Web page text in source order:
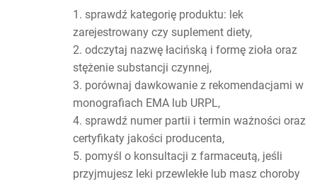
sprawdź kategorię produktu: lek
zarejestrowany czy suplement diety,
odczytaj nazwę łacińską i formę zioła oraz
stężenie substancji czynnej,
porównaj dawkowanie z rekomendacjami w
monografiach EMA lub URPL,
sprawdź numer partii i termin ważności oraz
certyfikaty jakości producenta,
pomyśl o konsultacji z farmaceutą, jeśli
przyjmujesz leki przewlekłe lub masz choroby